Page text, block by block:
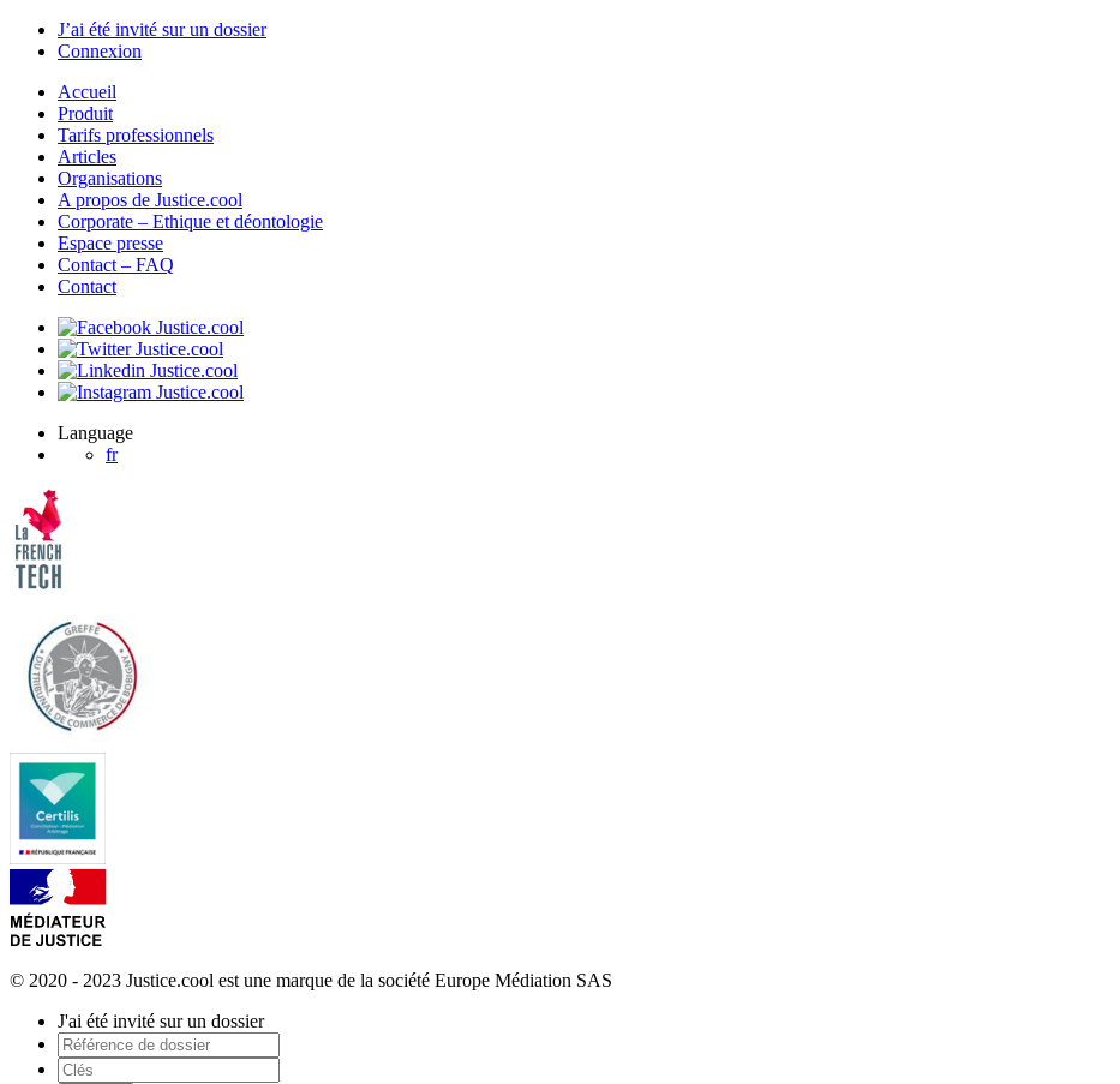
J’ai été invité sur un dossier
Connexion
Accueil
Produit
Tarifs professionnels
Articles
Organisations
A propos de Justice.cool
Corporate – Ethique et déontologie
Espace presse
Contact – FAQ
Contact
Language
fr
© 2020 - 2023 Justice.cool est une marque de la société Europe Médiation SAS
J'ai été invité sur un dossier